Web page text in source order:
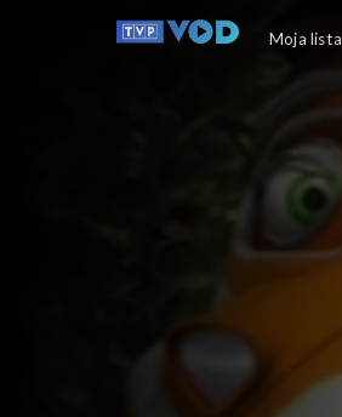
Stacyjkowo
Moja lista